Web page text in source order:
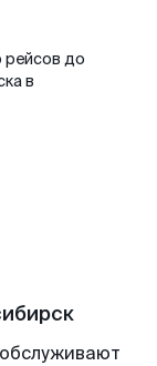
рейсов до
в